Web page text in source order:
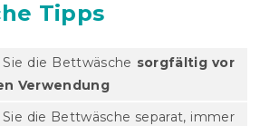
Tipps
die Bettwäsche sorgfältig vor
Verwendung
die Bettwäsche separat, immer